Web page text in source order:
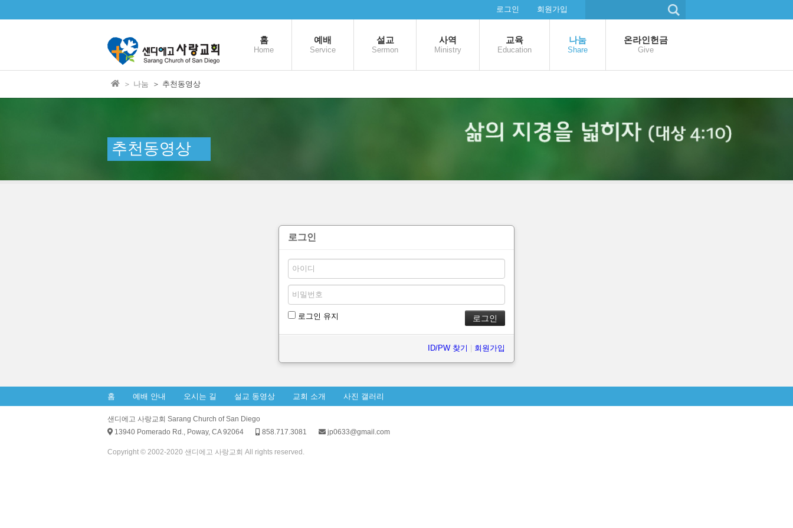
로그인 회원가입
홈
Home
예배
Service
설교
Sermon
사역
Ministry
교육
Education
나눔
Share
온라인헌금
Give
＞ 나눔 ＞ 추천동영상
추천동영상
로그인
로그인 유지
ID/PW 찾기 회원가입
홈 예배 안내 오시는 길 설교 동영상 교회 소개 사진 갤러리
샌디에고 사랑교회 Sarang Church of San Diego
13940 Pomerado Rd., Poway, CA 92064
858.717.3081 jp0633@gmail.com
Copyright © 2002-2020 샌디에고 사랑교회 All rights reserved.